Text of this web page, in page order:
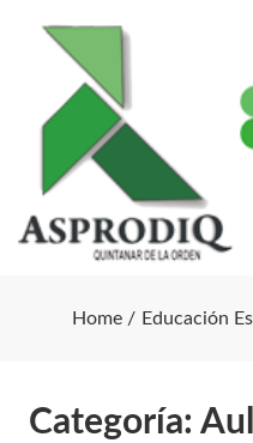
Home Educación
Categoría: